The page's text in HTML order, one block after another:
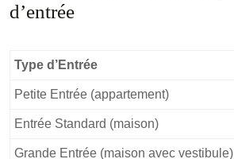
d’entrée
Type d’Entrée
Petite Entrée (appartement)
Entrée Standard (maison)
Grande Entrée (maison avec vestibule)